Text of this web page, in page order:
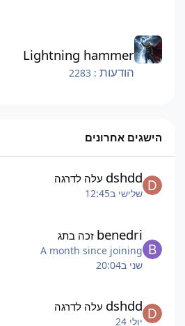
Lightning hammer
הודעות : 2283
הישגים אחרונים
dshdd עלה לדרגה
שלישי ב12:45
benedri זכה בתג
A month since joining
שני ב20:04
dshdd עלה לדרגה
יולי 24